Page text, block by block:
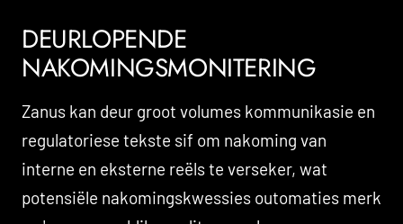
DEURLOPENDE
NAKOMINGSMONITERING
Zanus kan deur groot volumes kommunikasie en
regulatoriese tekste sif om nakoming van
interne en eksterne reëls te verseker, wat
potensiële nakomingskwessies outomaties merk